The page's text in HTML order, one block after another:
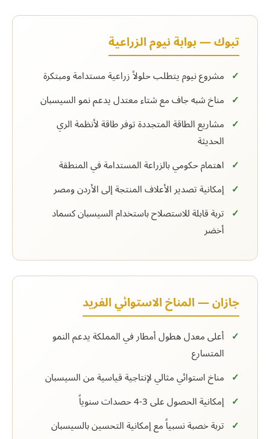
تبوك — بوابة نيوم الزراعية
مشروع نيوم يتطلب حلولاً زراعية مستدامة ومبتكرة
مناخ شبه جاف مع شتاء معتدل يدعم نمو السيسبان
مشاريع الطاقة المتجددة توفر طاقة لأنظمة الري
الحديثة
اهتمام حكومي بالزراعة المستدامة في المنطقة
إمكانية تصدير الأعلاف المنتجة إلى الأردن ومصر
تربة قابلة للاستصلاح باستخدام السيسبان كسماد
أخضر
جازان — المناخ الاستوائي الفريد
أعلى معدل هطول أمطار في المملكة يدعم النمو
المتسارع
مناخ استوائي مثالي لإنتاجية قياسية من السيسبان
إمكانية الحصول على 3-4 حصدات سنوياً
تربة خصبة نسبياً مع إمكانية التحسين بالسيسبان